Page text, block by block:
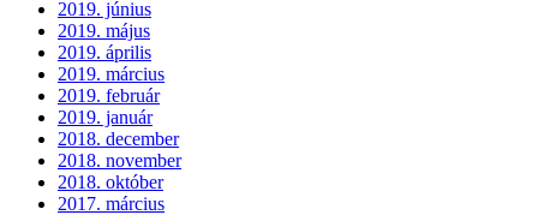
2019. június
2019. május
2019. április
2019. március
2019. február
2019. január
2018. december
2018. november
2018. október
2017. március